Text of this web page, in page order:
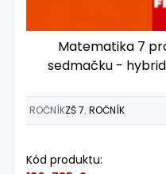
Matematika 7
sedmačku - hybridní
ROČNÍKZŠ 7. ROČNÍK
Kód produktu: